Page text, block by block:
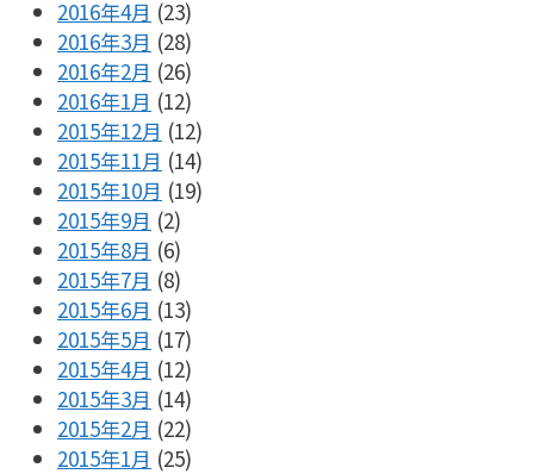
2016年4月 (23)
2016年3月 (28)
2016年2月 (26)
2016年1月 (12)
2015年12月 (12)
2015年11月 (14)
2015年10月 (19)
2015年9月 (2)
2015年8月 (6)
2015年7月 (8)
2015年6月 (13)
2015年5月 (17)
2015年4月 (12)
2015年3月 (14)
2015年2月 (22)
2015年1月 (25)